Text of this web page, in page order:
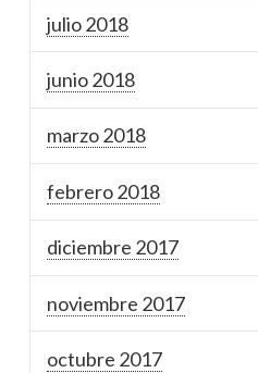
julio 2018
junio 2018
marzo 2018
febrero 2018
diciembre 2017
noviembre 2017
octubre 2017